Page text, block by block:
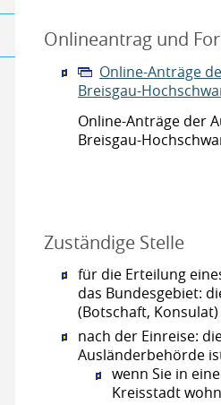
Onlineantrag und
Online-Anträge
Breisgau-
Online-Anträge der
Breisgau-
Zuständige Stelle
für die Erteilung
das Bundesgebiet:
(Botschaft, Konsulat)
nach der Einreise:
Ausländerbehörde
wenn Sie in
Kreisstadt